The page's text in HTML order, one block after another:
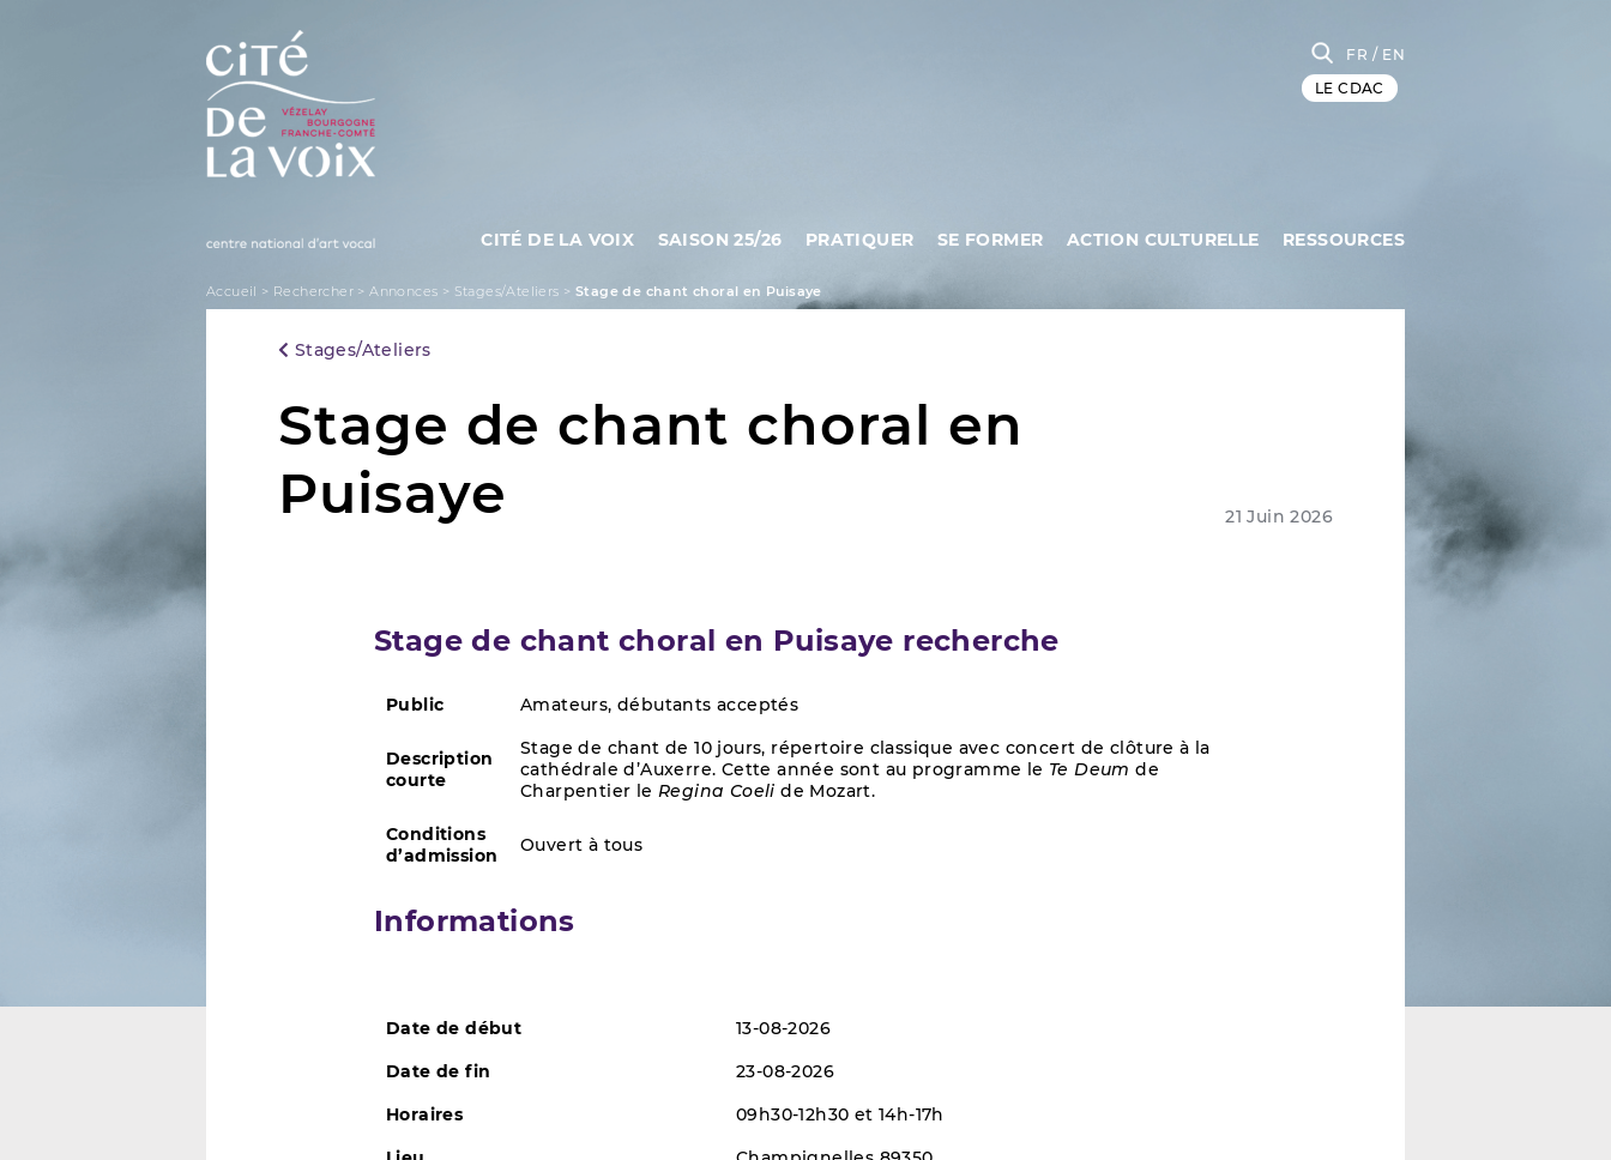
FR / EN
LE CDAC
CITÉ DE LA VOIX SAISON 25/26 PRATIQUER SE FORMER ACTION CULTURELLE RESSOURCES
Accueil > Rechercher >Annonces > Stages/Ateliers > Stage de chant choral en Puisaye
Stages/Ateliers
Stage de chant choral en
Puisaye
21 Juin 2026
Stage de chant choral en Puisaye recherche
Public Amateurs, débutants acceptés
Description
courte
Stage de chant de 10 jours, répertoire classique avec concert de clôture à la
cathédrale d’Auxerre. Cette année sont au programme le Te Deum de
Charpentier leRegina Coeli de Mozart.
Conditions
d’admission
Ouvert à tous
Informations
Date de début
13-08-2026
Date de fin
23-08-2026
Horaires
09h30-12h30 et 14h-17h